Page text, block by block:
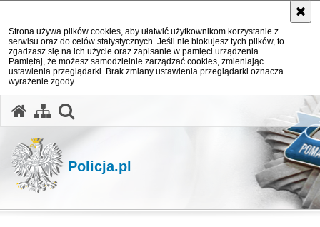
Strona używa plików cookies, aby ułatwić użytkownikom korzystanie z
serwisu oraz do celów statystycznych. Jeśli nie blokujesz tych plików, to
zgadzasz się na ich użycie oraz zapisanie w pamięci urządzenia.
Pamiętaj, że możesz samodzielnie zarządzać cookies, zmieniając
ustawienia przeglądarki. Brak zmiany ustawienia przeglądarki oznacza
wyrażenie zgody.
Policja.pl